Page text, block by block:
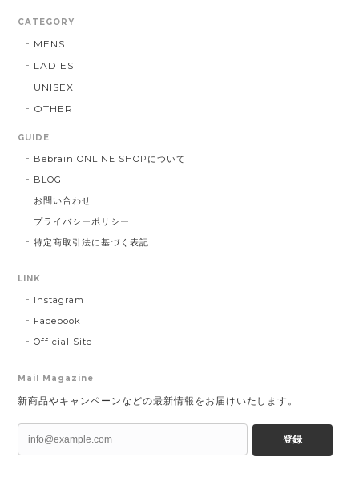
CATEGORY
MENS
LADIES
UNISEX
OTHER
GUIDE
Bebrain ONLINE SHOPについて
BLOG
お問い合わせ
プライバシーポリシー
特定商取引法に基づく表記
LINK
Instagram
Facebook
Official Site
Mail Magazine
新商品やキャンペーンなどの最新情報をお届けいたします。
登録